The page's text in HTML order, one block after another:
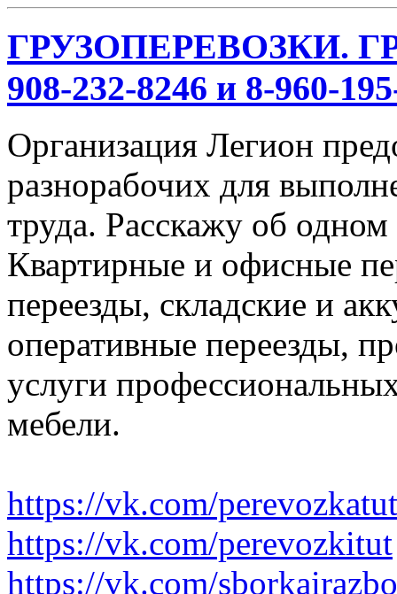
ГРУЗОПЕРЕВОЗКИ.
908-232-8246 и 8-960-
Организация Легион
разнорабочих для
труда. Расскажу об
Квартирные и офисные
переезды, складские и
оперативные переезды,
услуги
мебели.
https://vk.com/perevozkatut
https://vk.com/perevozkitut
https://vk.com/